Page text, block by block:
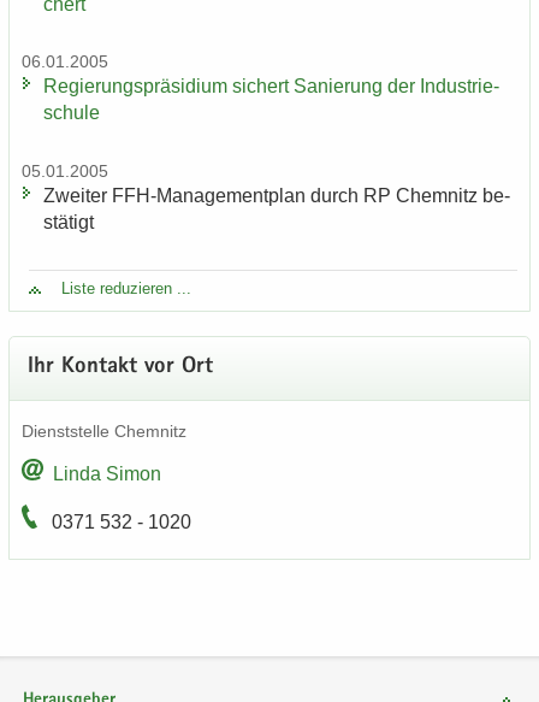
06.01.2005
Re­gie­rungs­prä­si­di­um si­chert Sa­nie­rung der In­dus­trie­
schu­le
05.01.2005
Zwei­ter FFH-​Managementplan durch RP Chem­nitz be­
stä­tigt
Liste re­du­zie­ren ...
Ihr Kon­takt vor Ort
Dienst­stel­le Chem­nitz
Linda Simon
0371 532 - 1020